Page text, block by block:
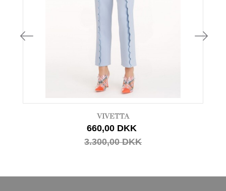
VIVETTA
660,00 DKK
3.300,00 DKK